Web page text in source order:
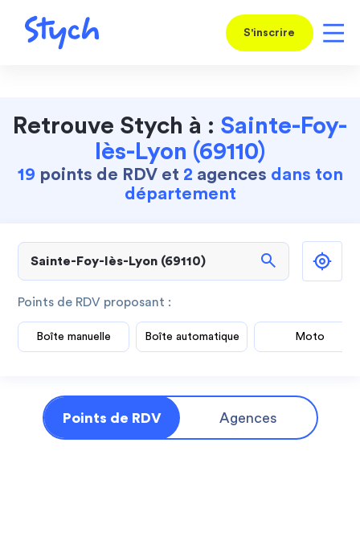
S'inscrire
Retrouve Stych à : Sainte-Foy-
lès-Lyon (69110)
19 points de RDV et 2 agences dans ton
département
search
Points de RDV proposant :
Boîte manuelle Boîte automatique Moto
Points de RDV Agences